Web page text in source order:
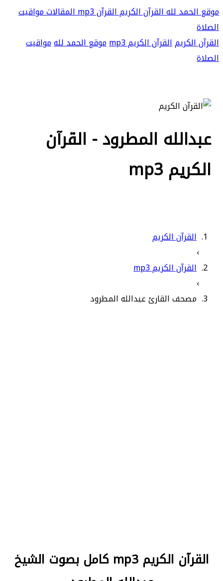
موقع الحمد للهالقرآن الكريمالقرآن mp3 المقالاتمواقيت
الصلاة
القرآن الكريمالقرآن الكريم mp3 موقع الحمد للهمواقيت
الصلاة
عبدالله المطرود - القرآن
الكريم mp3
القرآن الكريم
›
القرآن الكريم mp3
›
مصحف القارئ عبدالله المطرود
القرآن الكريم mp3 كامل بصوت الشيخ